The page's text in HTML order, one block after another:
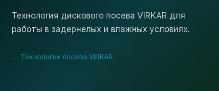
Технология дискового посева VIRKAR для
работы в задернелых и влажных условиях.
← Технологии посева VIRKAR